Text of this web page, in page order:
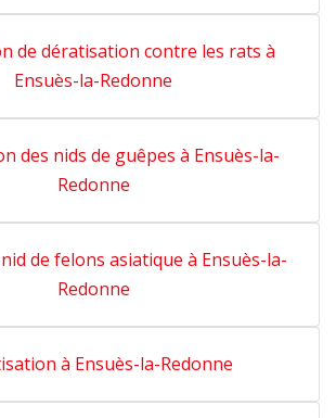
de dératisation contre les rats à
Ensuès-la-Redonne
des nids de guêpes à Ensuès-la-
Redonne
de felons asiatique à Ensuès-la-
Redonne
à Ensuès-la-Redonne